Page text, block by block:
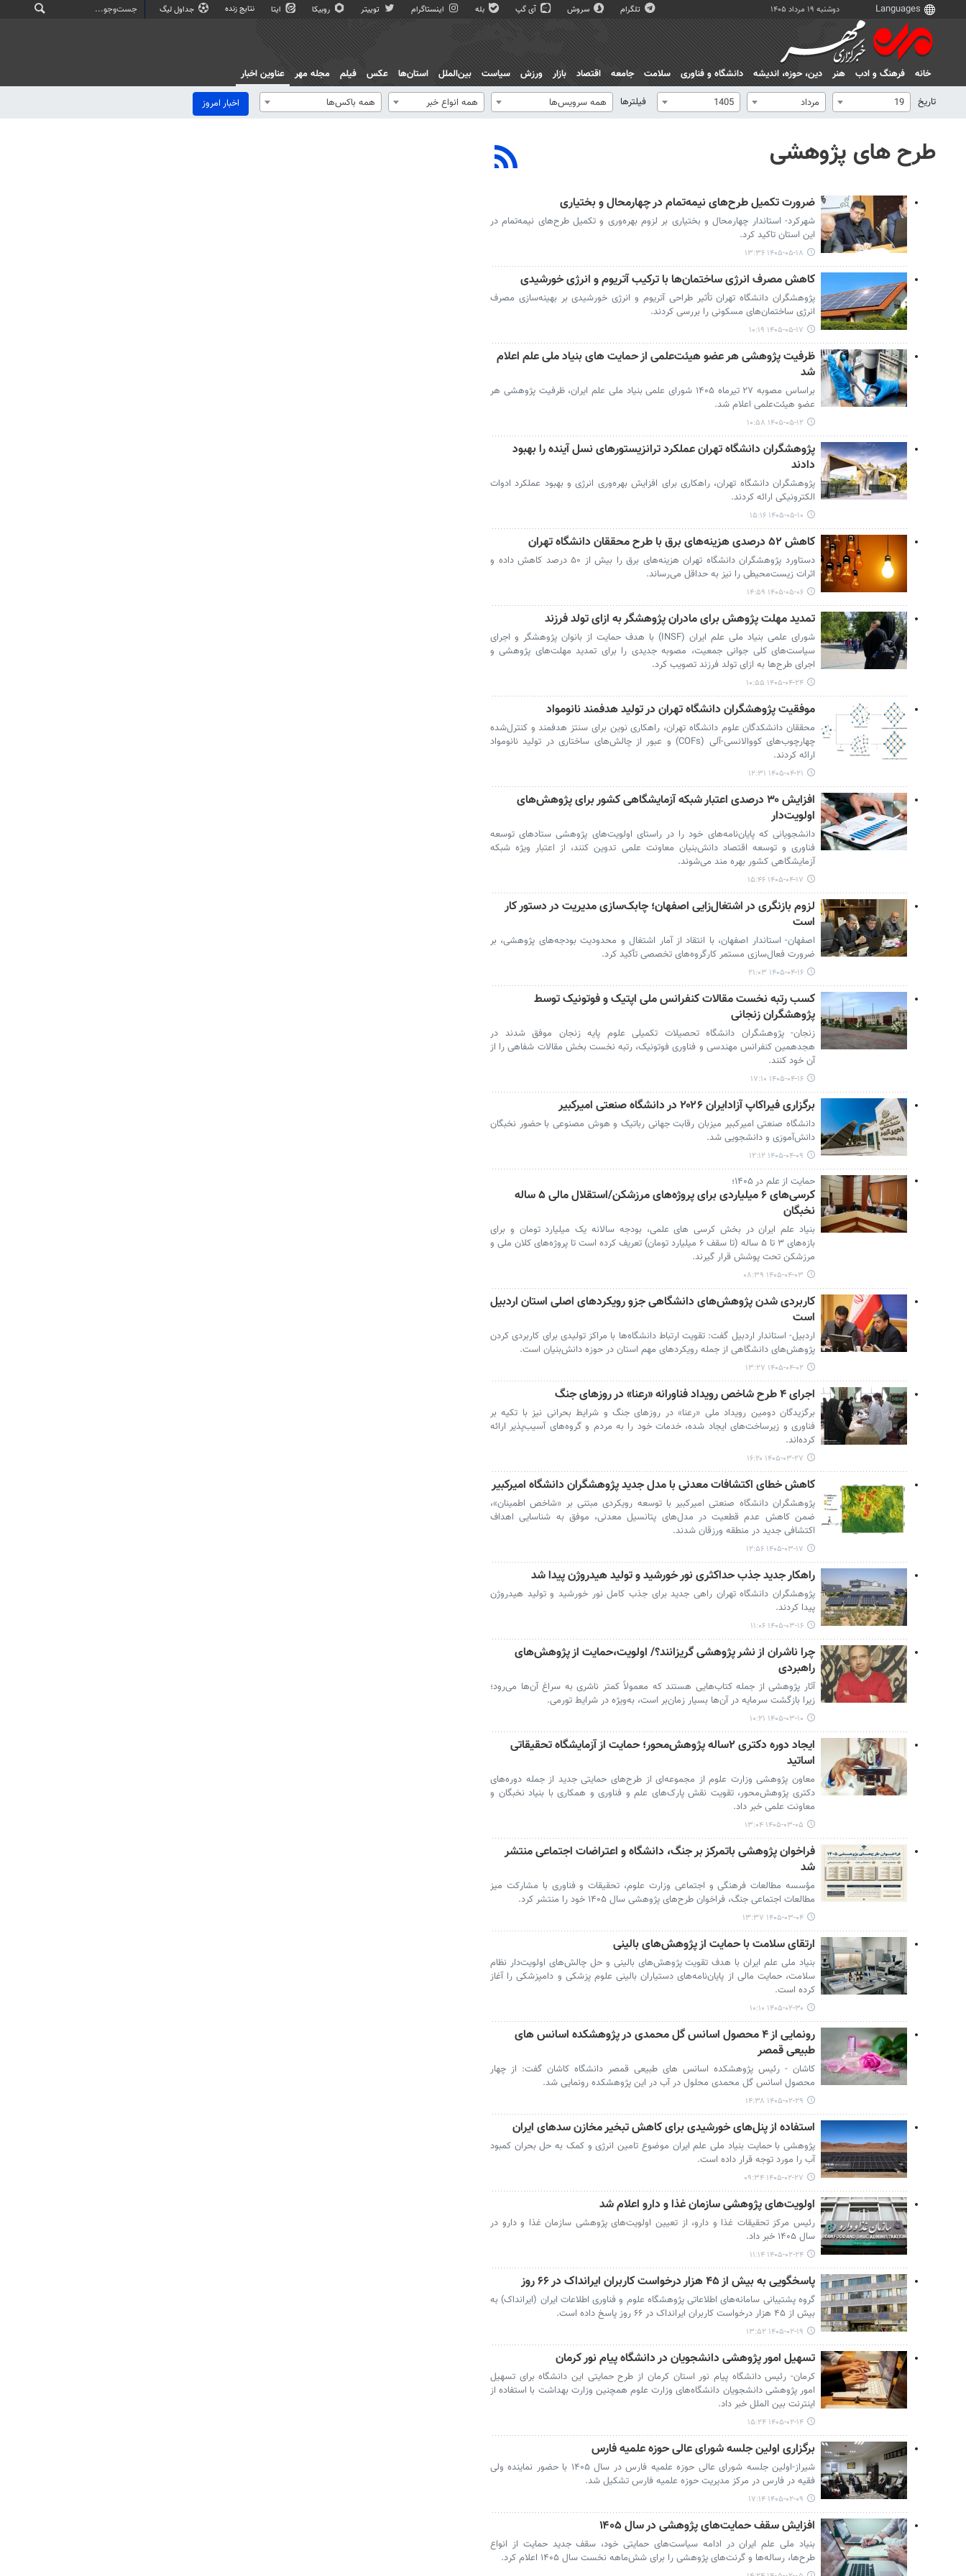
دوشنبه ۱۹ مرداد ۱۴۰۵ تلگرام سروش آی گپ بله اینستاگرام توییتر روبیکا ایتا نتایج زنده جداول لیگ
خانه فرهنگ و ادب هنر دين، حوزه، انديشه دانشگاه و فناوری سلامت جامعه اقتصاد بازار ورزش سیاست بین‌الملل استان‌ها عکس فیلم مجله مهر
عناوین اخبار
تاریخ
19 مرداد 1405 فیلترها همه سرویس‌ها همه انواع خبر همه باکس‌ها اخبار امروز
طرح های پژوهشی
ضرورت تکمیل طرح‌های نیمه‌تمام در چهارمحال و بختیاری
شهرکرد- استاندار چهارمحال و بختیاری بر لزوم بهره‌وری و تکمیل طرح‌های نیمه‌تمام در
این استان تاکید کرد.
۱۴۰۵-۰۵-۱۸ ۱۳:۳۶
کاهش مصرف انرژی ساختمان‌ها با ترکیب آتریوم و انرژی خورشیدی
پژوهشگران دانشگاه تهران تأثیر طراحی آتریوم و انرژی خورشیدی بر بهینه‌سازی مصرف
انرژی ساختمان‌های مسکونی را بررسی کردند.
۱۴۰۵-۰۵-۱۷ ۱۰:۱۹
ظرفیت پژوهشی هر عضو هیئت‌علمی از حمایت های بنیاد ملی علم اعلام
شد
براساس مصوبه ۲۷ تیرماه ۱۴۰۵ شورای علمی بنیاد ملی علم ایران، ظرفیت پژوهشی هر
عضو هیئت‌علمی اعلام شد.
۱۴۰۵-۰۵-۱۲ ۱۰:۵۸
پژوهشگران دانشگاه تهران عملکرد ترانزیستورهای نسل آینده را بهبود
دادند
پژوهشگران دانشگاه تهران، راهکاری برای افزایش بهره‌وری انرژی و بهبود عملکرد ادوات
الکترونیکی ارائه کردند.
۱۴۰۵-۰۵-۱۰ ۱۵:۱۶
کاهش ۵۲ درصدی هزینه‌های برق با طرح محققان دانشگاه تهران
دستاورد پژوهشگران دانشگاه تهران هزینه‌های برق را بیش از ۵۰ درصد کاهش داده و
اثرات زیست‌محیطی را نیز به حداقل می‌رساند.
۱۴۰۵-۰۵-۰۶ ۱۴:۵۹
تمدید مهلت پژوهش برای مادران پژوهشگر به ازای تولد فرزند
شورای علمی بنیاد ملی علم ایران (INSF) با هدف حمایت از بانوان پژوهشگر و اجرای
سیاست‌های کلی جوانی جمعیت، مصوبه جدیدی را برای تمدید مهلت‌های پژوهشی و
اجرای طرح‌ها به ازای تولد فرزند تصویب کرد.
۱۴۰۵-۰۴-۲۴ ۱۰:۵۵
موفقیت پژوهشگران دانشگاه تهران در تولید هدفمند نانومواد
محققان دانشکدگان علوم دانشگاه تهران، راهکاری نوین برای سنتز هدفمند و کنترل‌شده
چهارچوب‌های کووالانسی-آلی (COFs) و عبور از چالش‌های ساختاری در تولید نانومواد
ارائه کردند.
۱۴۰۵-۰۴-۲۱ ۱۲:۳۱
افزایش ۳۰ درصدی اعتبار شبکه آزمایشگاهی کشور برای پژوهش‌های
اولویت‌دار
دانشجویانی که پایان‌نامه‌های خود را در راستای اولویت‌های پژوهشی ستادهای توسعه
فناوری و توسعه اقتصاد دانش‌بنیان معاونت علمی تدوین کنند، از اعتبار ویژه شبکه
آزمایشگاهی کشور بهره مند می‌شوند.
۱۴۰۵-۰۴-۱۷ ۱۵:۴۶
لزوم بازنگری در اشتغال‌زایی اصفهان؛ چابک‌سازی مدیریت در دستور کار
است
اصفهان- استاندار اصفهان، با انتقاد از آمار اشتغال و محدودیت بودجه‌های پژوهشی، بر
ضرورت فعال‌سازی مستمر کارگروه‌های تخصصی تأکید کرد.
۱۴۰۵-۰۴-۱۶ ۲۱:۰۳
کسب رتبه نخست مقالات کنفرانس ملی اپتیک و فوتونیک توسط
پژوهشگران زنجانی
زنجان- پژوهشگران دانشگاه تحصیلات تکمیلی علوم پایه زنجان موفق شدند در
هجدهمین کنفرانس مهندسی و فناوری فوتونیک، رتبه نخست بخش مقالات شفاهی را از
آن خود کنند.
۱۴۰۵-۰۴-۱۶ ۱۷:۱۰
برگزاری فیراکاپ آزادایران ۲۰۲۶ در دانشگاه صنعتی امیرکبیر
دانشگاه صنعتی امیرکبیر میزبان رقابت جهانی رباتیک و هوش مصنوعی با حضور نخبگان
دانش‌آموزی و دانشجویی شد.
۱۴۰۵-۰۴-۰۹ ۱۲:۱۲
حمایت از علم در ۱۴۰۵؛
کرسی‌های ۶ میلیاردی برای پروژه‌های مرزشکن/استقلال مالی ۵ ساله
نخبگان
بنیاد علم ایران در بخش کرسی های علمی، بودجه سالانه یک میلیارد تومان و برای
بازه‌های ۳ تا ۵ ساله (تا سقف ۶ میلیارد تومان) تعریف کرده است تا پروژه‌های کلان ملی و
مرزشکن تحت پوشش قرار گیرند.
۱۴۰۵-۰۴-۰۳ ۰۸:۳۹
کاربردی شدن پژوهش‌های دانشگاهی جزو رویکردهای اصلی استان اردبیل
است
اردبیل- استاندار اردبیل گفت: تقویت ارتباط دانشگاه‌ها با مراکز تولیدی برای کاربردی کردن
پژوهش‌های دانشگاهی از جمله رویکردهای مهم استان در حوزه دانش‌بنیان است.
۱۴۰۵-۰۴-۰۲ ۱۳:۲۷
اجرای ۴ طرح شاخص رویداد فناورانه «رعنا» در روزهای جنگ
برگزیدگان دومین رویداد ملی «رعنا» در روزهای جنگ و شرایط بحرانی نیز با تکیه بر
فناوری و زیرساخت‌های ایجاد شده، خدمات خود را به مردم و گروه‌های آسیب‌پذیر ارائه
کرده‌اند.
۱۴۰۵-۰۳-۲۷ ۱۶:۲۰
کاهش خطای اکتشافات معدنی با مدل جدید پژوهشگران دانشگاه امیرکبیر
پژوهشگران دانشگاه صنعتی امیرکبیر با توسعه رویکردی مبتنی بر «شاخص اطمینان»،
ضمن کاهش عدم قطعیت در مدل‌های پتانسیل معدنی، موفق به شناسایی اهداف
اکتشافی جدید در منطقه ورزقان شدند.
۱۴۰۵-۰۳-۱۷ ۱۲:۵۶
راهکار جدید جذب حداکثری نور خورشید و تولید هیدروژن پیدا شد
پژوهشگران دانشگاه تهران راهی جدید برای جذب کامل نور خورشید و تولید هیدروژن
پیدا کردند.
۱۴۰۵-۰۳-۱۶ ۱۱:۰۶
چرا ناشران از نشر پژوهشی گریزانند؟/ اولویت،حمایت از پژوهش‌های
راهبردی
آثار پژوهشی از جمله کتاب‌هایی هستند که معمولاً کمتر ناشری به سراغ آن‌ها می‌رود؛
زیرا بازگشت سرمایه در آن‌ها بسیار زمان‌بر است، به‌ویژه در شرایط تورمی.
۱۴۰۵-۰۳-۱۰ ۱۰:۲۱
ایجاد دوره‌ دکتری ۲ساله پژوهش‌محور؛ حمایت از آزمایشگاه تحقیقاتی
اساتید
معاون پژوهشی وزارت علوم از مجموعه‌ای از طرح‌های حمایتی جدید از جمله دوره‌های
دکتری پژوهش‌محور، تقویت نقش پارک‌های علم و فناوری و همکاری با بنیاد نخبگان و
معاونت علمی خبر داد.
۱۴۰۵-۰۳-۰۵ ۱۳:۰۴
فراخوان پژوهشی باتمرکز بر جنگ، دانشگاه و اعتراضات اجتماعی منتشر
شد
مؤسسه مطالعات فرهنگی و اجتماعی وزارت علوم، تحقیقات و فناوری با مشارکت میز
مطالعات اجتماعی جنگ، فراخوان طرح‌های پژوهشی سال ۱۴۰۵ خود را منتشر کرد.
۱۴۰۵-۰۳-۰۴ ۱۳:۳۷
ارتقای سلامت با حمایت از پژوهش‌های بالینی
بنیاد ملی علم ایران با هدف تقویت پژوهش‌های بالینی و حل چالش‌های اولویت‌دار نظام
سلامت، حمایت مالی از پایان‌نامه‌های دستیاران بالینی علوم پزشکی و دامپزشکی را آغاز
کرده است.
۱۴۰۵-۰۲-۳۰ ۱۰:۱۰
رونمایی از ۴ محصول اسانس گل محمدی در پژوهشکده اسانس های
طبیعی قمصر
کاشان - رئیس پژوهشکده اسانس های طبیعی قمصر دانشگاه کاشان گفت: از چهار
محصول اسانس گل محمدی محلول در آب در این پژوهشکده رونمایی شد.
۱۴۰۵-۰۲-۲۹ ۱۴:۳۸
استفاده از پنل‌های خورشیدی برای کاهش تبخیر مخازن سدهای ایران
پژوهشی با حمایت بنیاد ملی علم ایران موضوع تامین انرژی و کمک به حل بحران کمبود
آب را مورد توجه قرار داده است.
۱۴۰۵-۰۲-۲۷ ۰۹:۳۴
اولویت‌های پژوهشی سازمان غذا و دارو اعلام شد
رئیس مرکز تحقیقات غذا و دارو، از تعیین اولویت‌های پژوهشی سازمان غذا و دارو در
سال ۱۴۰۵ خبر داد.
۱۴۰۵-۰۲-۲۴ ۱۱:۱۴
پاسخگویی به بیش از ۴۵ هزار درخواست کاربران ایرانداک در ۶۶ روز
گروه پشتیبانی سامانه‌های اطلاعاتی پژوهشگاه علوم و فناوری اطلاعات ایران (ایرانداک) به
بیش از ۴۵ هزار درخواست کاربران ایرانداک در ۶۶ روز پاسخ داده است.
۱۴۰۵-۰۲-۱۹ ۱۳:۵۲
تسهیل امور پژوهشی دانشجویان در دانشگاه پیام نور کرمان
کرمان- رئیس دانشگاه پیام‌ نور استان کرمان از طرح حمایتی این دانشگاه برای تسهیل
امور پژوهشی دانشجویان دانشگاه‌های وزارت علوم همچنین وزارت بهداشت با استفاده از
اینترنت بین الملل خبر داد.
۱۴۰۵-۰۲-۱۴ ۱۵:۲۴
برگزاری اولین جلسه شورای عالی حوزه علمیه فارس
شیراز-اولین جلسه شورای عالی حوزه علمیه فارس در سال ۱۴۰۵ با حضور نماینده ولی
فقیه در فارس در مرکز مدیریت حوزه علمیه فارس تشکیل شد.
۱۴۰۵-۰۲-۰۹ ۱۷:۱۴
افزایش سقف حمایت‌های پژوهشی در سال ۱۴۰۵
بنیاد ملی علم ایران در ادامه سیاست‌های حمایتی خود، سقف جدید حمایت از انواع
طرح‌ها، رساله‌ها و گرنت‌های پژوهشی را برای شش‌ماهه نخست سال ۱۴۰۵ اعلام کرد.